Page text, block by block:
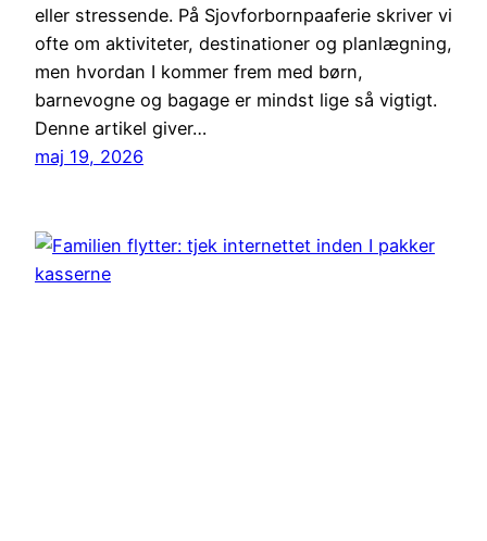
eller stressende. På Sjovforbornpaaferie skriver vi
ofte om aktiviteter, destinationer og planlægning,
men hvordan I kommer frem med børn,
barnevogne og bagage er mindst lige så vigtigt.
Denne artikel giver…
maj 19, 2026